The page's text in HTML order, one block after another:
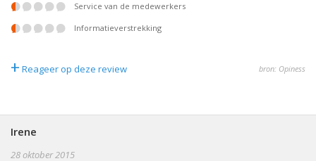
service van de medewerkers
informatieverstrekking
+ Reageer op deze review bron: Opiness
Irene
28 oktober 2015